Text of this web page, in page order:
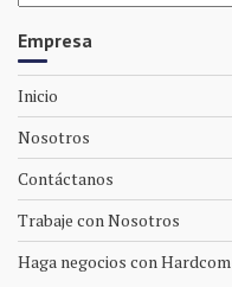
Empresa
Inicio
Nosotros
Contáctanos
Trabaje con Nosotros
Haga negocios con Hardcom